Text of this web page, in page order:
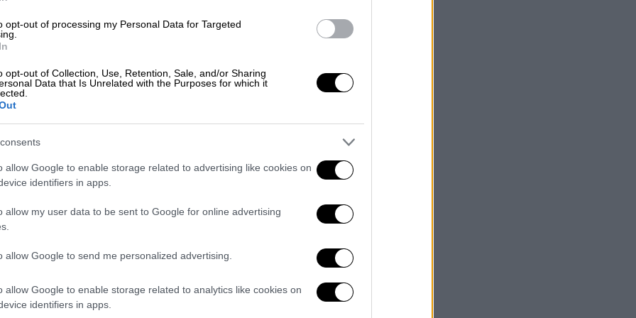
opt-out of processing my Personal Data for Targeted
opt-out of Collection, Use, Retention, Sale, and/or Sharing
Data that Is Unrelated with the Purposes for which it
allow Google to enable storage related to advertising like cookies on
identifiers in apps.
allow my user data to be sent to Google for online advertising
allow Google to send me personalized advertising.
allow Google to enable storage related to analytics like cookies on
identifiers in apps.
Εκπαιδευτών Οδηγών «Λευκός
την κοινή πεποίθηση των
ότιθα πρέπει να θεσπιστεί ειδικό
να διαθέτουν, όσοι θέλουν να οδηγήσουν
ο δισεκατομμυριούχοςΤομ Γκρίνγουντ , ο
σοβαρά, όταν ανετράπη η
της Αθήνας.
με ''γουρούνες''»
εδώ και χρόνια αποτελούν
στα ελληνικά νησιά κατά τη